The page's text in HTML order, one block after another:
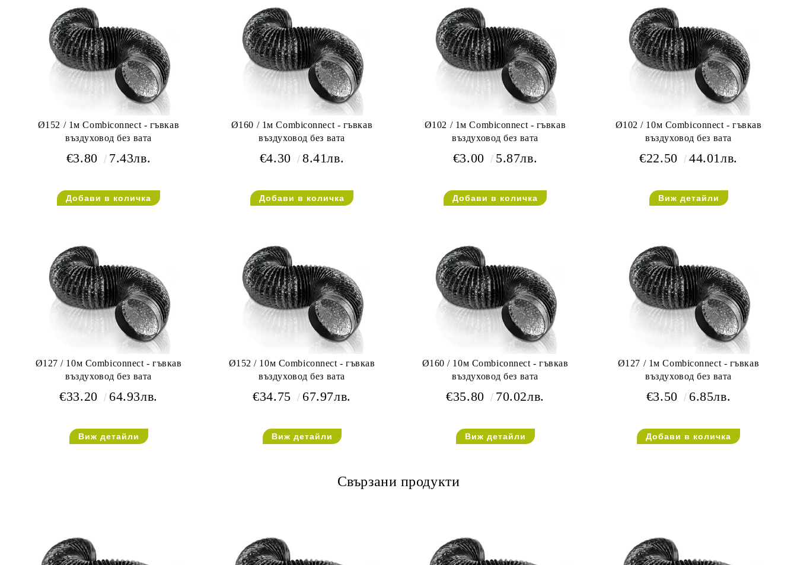
Ø152 / 1м Combiconnect - гъвкав
въздуховод без вата
€3.80 7.43лв.
Ø160 / 1м Combiconnect - гъвкав
въздуховод без вата
€4.30 8.41лв.
Ø102 / 1м Combiconnect - гъвкав
въздуховод без вата
€3.00 5.87лв.
Ø102 / 10м Combiconnect - гъвкав
въздуховод без вата
€22.50 44.01лв.
Виж детайли
Ø127 / 10м Combiconnect - гъвкав
въздуховод без вата
€33.20 64.93лв.
Виж детайли
Ø152 / 10м Combiconnect - гъвкав
въздуховод без вата
€34.75 67.97лв.
Виж детайли
Ø160 / 10м Combiconnect - гъвкав
въздуховод без вата
€35.80 70.02лв.
Виж детайли
Ø127 / 1м Combiconnect - гъвкав
въздуховод без вата
€3.50 6.85лв.
Свързани продукти